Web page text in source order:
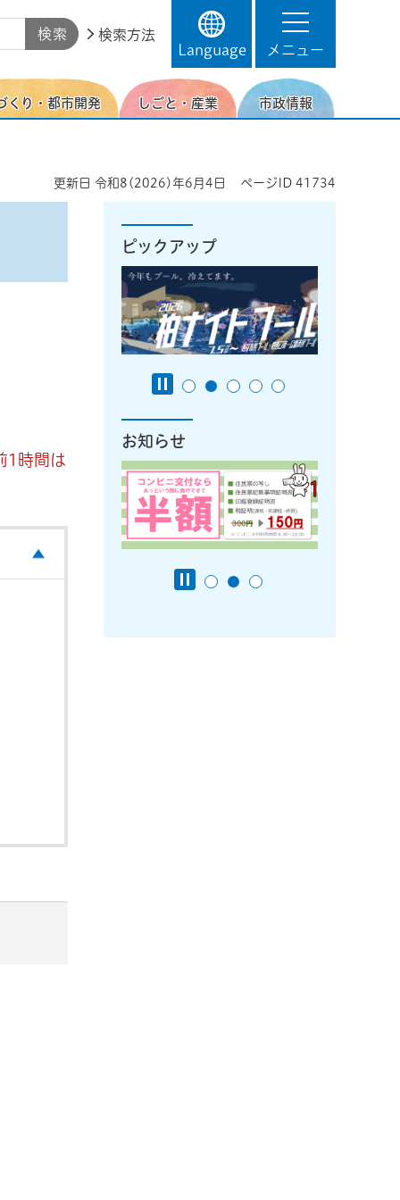
検索方法
Language
メニュー
くり・都市開発 しごと・産業 市政情報
更新日 令和8(2026)年6月4日 ページID 41734
1時間は
ピックアップ
お知らせ